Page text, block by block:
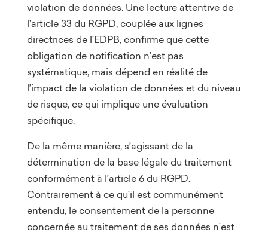
violation de données. Une lecture attentive de
l’article 33 du RGPD, couplée aux lignes
directrices de l’EDPB, confirme que cette
obligation de notification n’est pas
systématique, mais dépend en réalité de
l’impact de la violation de données et du niveau
de risque, ce qui implique une évaluation
spécifique.
De la même manière, s’agissant de la
détermination de la base légale du traitement
conformément à l’article 6 du RGPD.
Contrairement à ce qu’il est communément
entendu, le consentement de la personne
concernée au traitement de ses données n’est